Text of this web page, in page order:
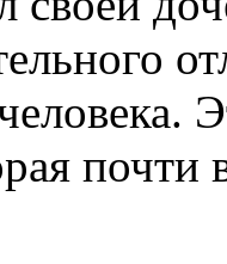
почти